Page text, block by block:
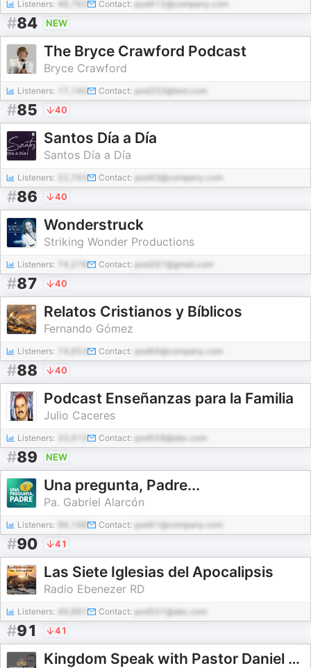
Listeners: 46,763 Contact: pod412@company.com
#84 NEW
The Bryce Crawford Podcast
Bryce Crawford
Listeners: 17,140 Contact: pod333@test.com
#85 40
Santos Día a Día
Santos Día a Día
Listeners: Contact: pod43@company.com
#86 40
Wonderstruck
Striking Wonder Productions
Listeners: Contact: pod287@gmail.com
#87 40
Relatos Cristianos y Bíblicos
Fernando Gómez
Listeners: Contact: pod69@company.com
#88 40
Podcast Enseñanzas para la Familia
Julio Caceres
Listeners: Contact: pod558@abc.com
#89 NEW
Una pregunta, Padre...
Pa. Gabriel Alarcón
Listeners: Contact: pod41@company.com
#90 41
Las Siete Iglesias del Apocalipsis
Radio Ebenezer RD
Listeners: 49,881 Contact: pod501@abc.com
#91 41
Kingdom Speak with Pastor Daniel McKillop